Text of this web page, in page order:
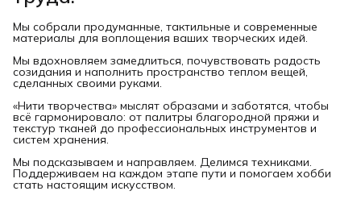
Мы собрали продуманные, тактильные и современные
материалы для воплощения ваших творческих идей.
Мы вдохновляем замедлиться, почувствовать радость
созидания и наполнить пространство теплом вещей,
сделанных своими руками.
«Нити творчества» мыслят образами и заботятся, чтобы
всё гармонировало: от палитры благородной пряжи и
текстур тканей до профессиональных инструментов и
систем хранения.
Мы подсказываем и направляем. Делимся техниками.
Поддерживаем на каждом этапе пути и помогаем хобби
стать настоящим искусством.